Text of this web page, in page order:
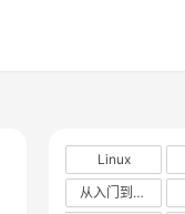
Linux
从入门到精通